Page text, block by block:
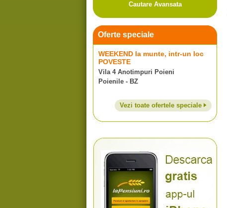
Cautare Avansata
Oferte speciale
WEEKEND la munte, intr-un loc
POVESTE
Vila 4 Anotimpuri Poieni
Poienile - BZ
Vezi toate ofertele speciale